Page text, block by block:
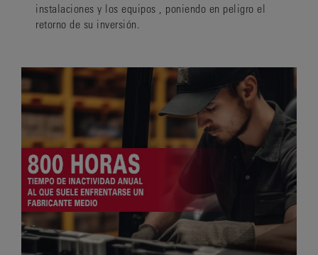
instalaciones y los equipos
poniendo en peligro el
retorno de su inversión.